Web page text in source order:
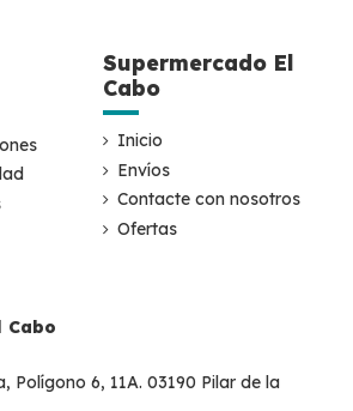
Supermercado El
Cabo
Inicio
Envíos
Contacte con nosotros
Ofertas
Cabo
Polígono 6, 11A. 03190 Pilar de la